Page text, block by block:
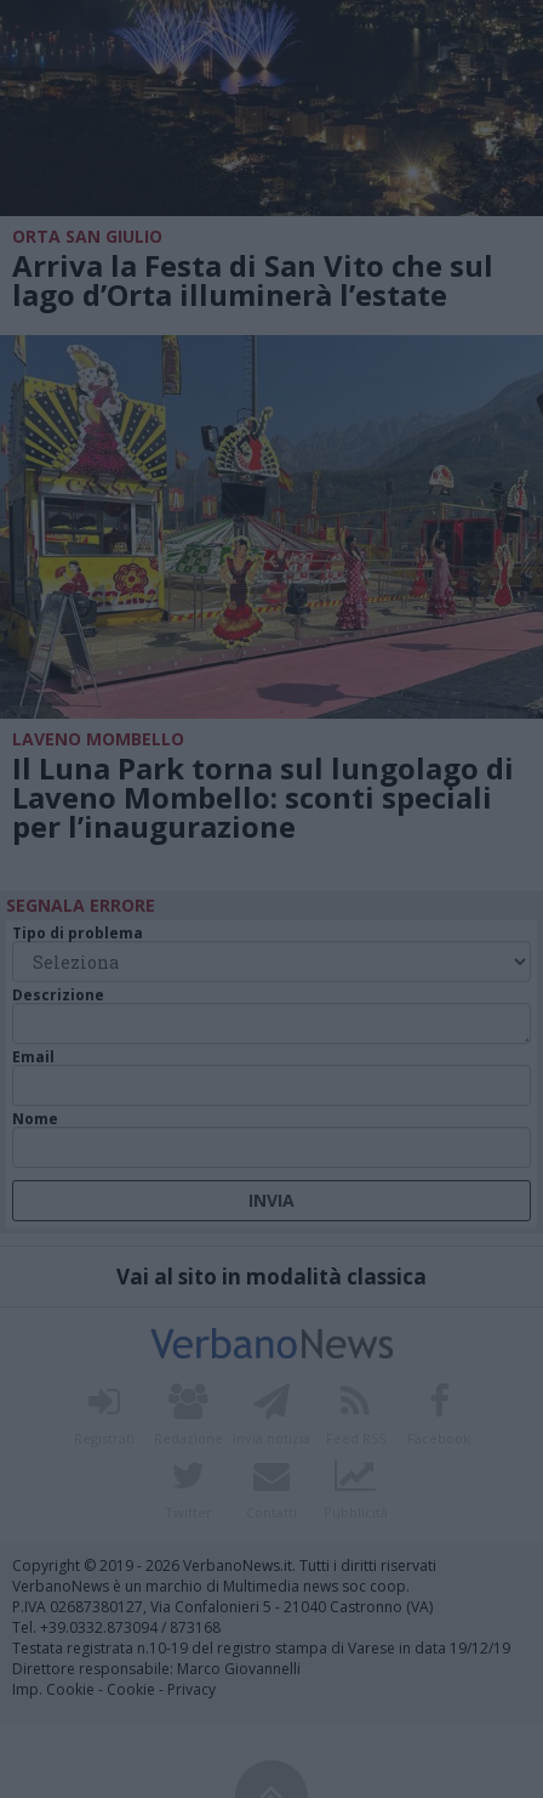
ORTA SAN GIULIO
Arriva la Festa di San Vito che sul
lago d’Orta illuminerà l’estate
LAVENO MOMBELLO
Il Luna Park torna sul lungolago di
Laveno Mombello: sconti speciali
per l’inaugurazione
SEGNALA ERRORE
Tipo di problema
Descrizione
Email
Nome
Vai al sito in modalità classica
Copyright © 2019 - 2026 VerbanoNews.it. Tutti i diritti riservati
VerbanoNews è un marchio di Multimedia news soc coop.
P.IVA 02687380127, Via Confalonieri 5 - 21040 Castronno (VA)
Tel. +39.0332.873094 / 873168
Testata registrata n.10-19 del registro stampa di Varese in data 19/12/19
Direttore responsabile: Marco Giovannelli
Imp. Cookie - Cookie - Privacy